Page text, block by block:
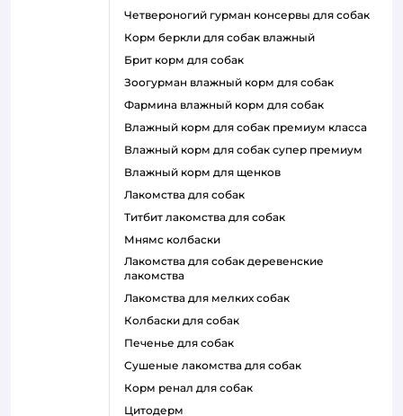
четвероногий гурман консервы для собак
корм беркли для собак влажный
брит корм для собак
зоогурман влажный корм для собак
фармина влажный корм для собак
влажный корм для собак премиум класса
влажный корм для собак супер премиум
влажный корм для щенков
лакомства для собак
титбит лакомства для собак
мнямс колбаски
лакомства для собак деревенские
лакомства
лакомства для мелких собак
колбаски для собак
печенье для собак
сушеные лакомства для собак
корм ренал для собак
цитодерм